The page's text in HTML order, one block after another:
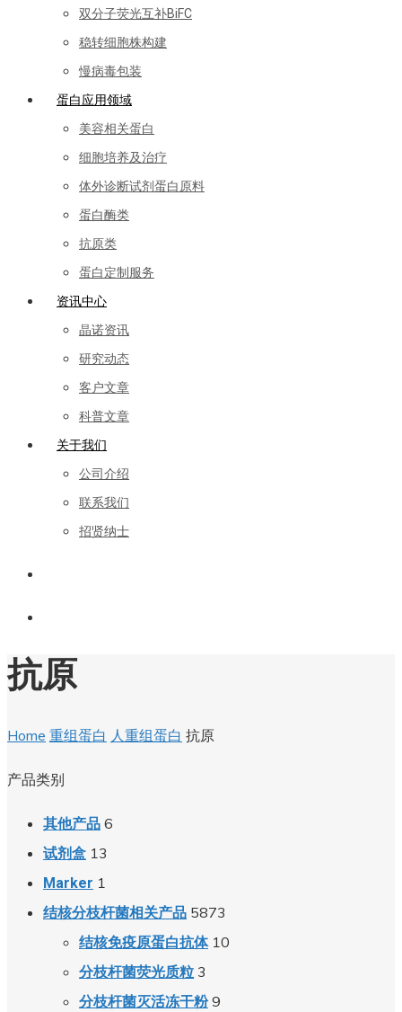
双分子荧光互补BiFC
稳转细胞株构建
慢病毒包装
蛋白应用领域
美容相关蛋白
细胞培养及治疗
体外诊断试剂蛋白原料
蛋白酶类
抗原类
蛋白定制服务
资讯中心
晶诺资讯
研究动态
客户文章
科普文章
关于我们
公司介绍
联系我们
招贤纳士
抗原
Home 重组蛋白 人重组蛋白 抗原
产品类别
其他产品 6
试剂盒 13
Marker 1
结核分枝杆菌相关产品 5873
结核免疫原蛋白抗体 10
分枝杆菌荧光质粒 3
分枝杆菌灭活冻干粉 9